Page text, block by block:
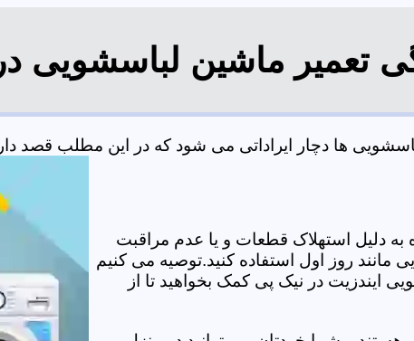
تعمیر ماشین لباسشویی
ها دچار ایراداتی می شود که در این مطلب قصد
دلیل استهلاک قطعات و یا عدم مراقبت
مانند روز اول استفاده کنید.توصیه می کنیم
ایندزیت در نیک پی کمک بخواهید تا از